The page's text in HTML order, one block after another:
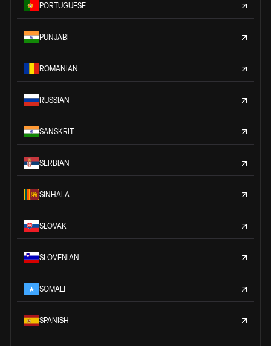
PORTUGUESE
PUNJABI
ROMANIAN
RUSSIAN
SANSKRIT
SERBIAN
SINHALA
SLOVAK
SLOVENIAN
SOMALI
SPANISH